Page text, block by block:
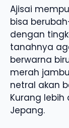
Ajisai
bisa
dengan
tanahnya
berwarna
merah
netral akan
Kurang
Jepang.